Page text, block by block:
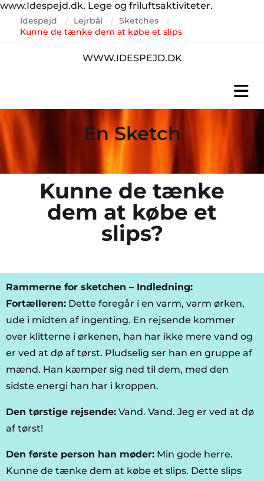
www.Idespejd.dk. Lege og friluftsaktiviteter.
Idespejd / Lejrbål / Sketches /
Kunne de tænke dem at købe et slips
WWW.IDESPEJD.DK
En Sketch
Kunne de tænke
dem at købe et
slips?
Rammerne for sketchen – Indledning:
Fortælleren: Dette foregår i en varm, varm ørken,
ude i midten af ingenting. En rejsende kommer
over klitterne i ørkenen, han har ikke mere vand og
er ved at dø af tørst. Pludselig ser han en gruppe af
mænd. Han kæmper sig ned til dem, med den
sidste energi han har i kroppen.
Den tørstige rejsende: Vand. Vand. Jeg er ved at dø
af tørst!
Den første person han møder: Min gode herre.
Kunne de tænke dem at købe et slips. Dette slips